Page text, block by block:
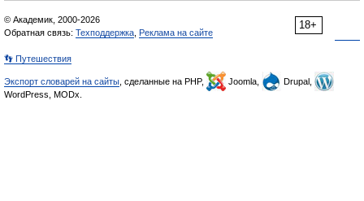
18+
© Академик, 2000-2026
Обратная связь: Техподдержка Реклама на сайте
👣 Путешествия
Экспорт словарей на сайты , сделанные на PHP, Joomla,
Drupal,
WordPress, MODx.